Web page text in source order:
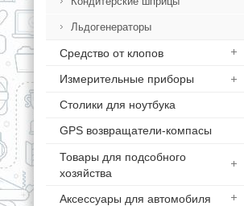
Льдогенераторы
Средство от клопов
Измерительные приборы
Столики для ноутбука
GPS возвращатели-компасы
Товары для подсобного
хозяйства
Аксессуары для автомобиля